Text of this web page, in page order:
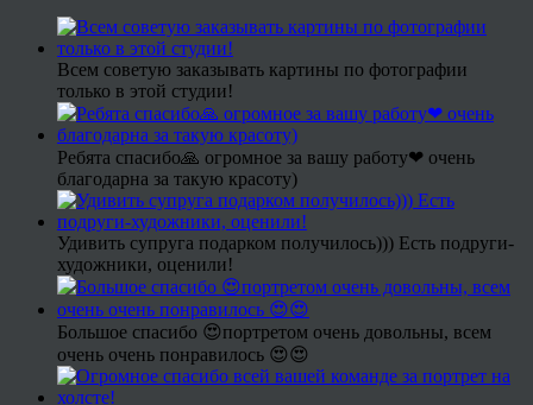
Всем советую заказывать картины по фотографии
только в этой студии!
Ребята спасибо🙏 огромное за вашу работу❤ очень
благодарна за такую красоту)
Удивить супруга подарком получилось))) Есть подруги-
художники, оценили!
Большое спасибо 😍портретом очень довольны, всем
очень очень понравилось 😍😍